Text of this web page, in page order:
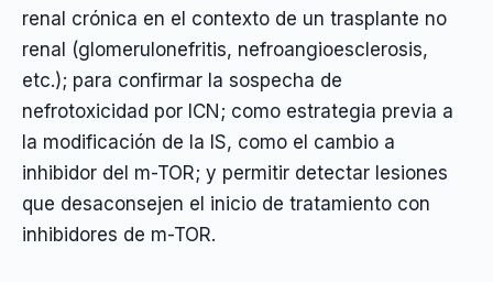
renal crónica en el contexto de un trasplante no
renal (glomerulonefritis, nefroangioesclerosis,
etc.); para confirmar la sospecha de
nefrotoxicidad por ICN; como estrategia previa a
la modificación de la IS, como el cambio a
inhibidor del m-TOR; y permitir detectar lesiones
que desaconsejen el inicio de tratamiento con
inhibidores de m-TOR.